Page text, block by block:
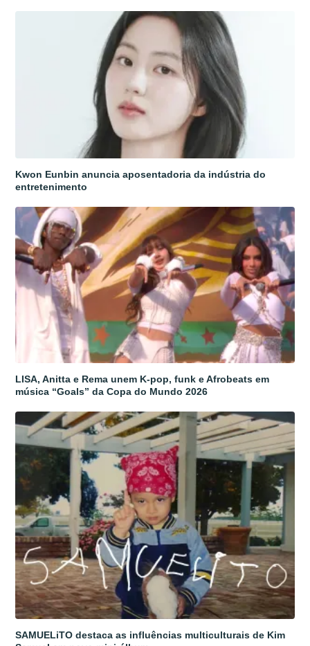
Kwon Eunbin anuncia aposentadoria da indústria do
entretenimento
LISA, Anitta e Rema unem K-pop, funk e Afrobeats em
música “Goals” da Copa do Mundo 2026
SAMUELiTO destaca as influências multiculturais de Kim